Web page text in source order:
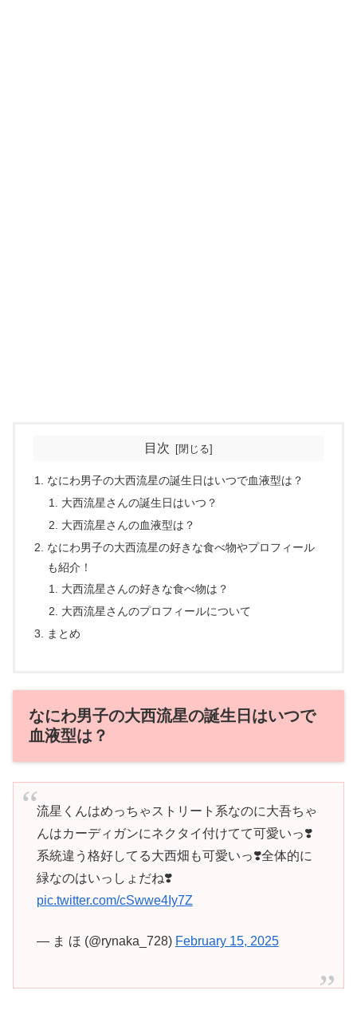
目次
なにわ男子の大西流星の誕生日はいつで血液型は？
大西流星さんの誕生日はいつ？
大西流星さんの血液型は？
なにわ男子の大西流星の好きな食べ物やプロフィール
も紹介！
大西流星さんの好きな食べ物は？
大西流星さんのプロフィールについて
まとめ
なにわ男子の大西流星の誕生日はいつで
血液型は？
流星くんはめっちゃストリート系なのに大吾ちゃ
んはカーディガンにネクタイ付けてて可愛いっ❣️
系統違う格好してる大西畑も可愛いっ❣️全体的に
緑なのはいっしょだね❣️
pic.twitter.com/cSwwe4Iy7Z
— ま ほ (@rynaka_728) February 15, 2025